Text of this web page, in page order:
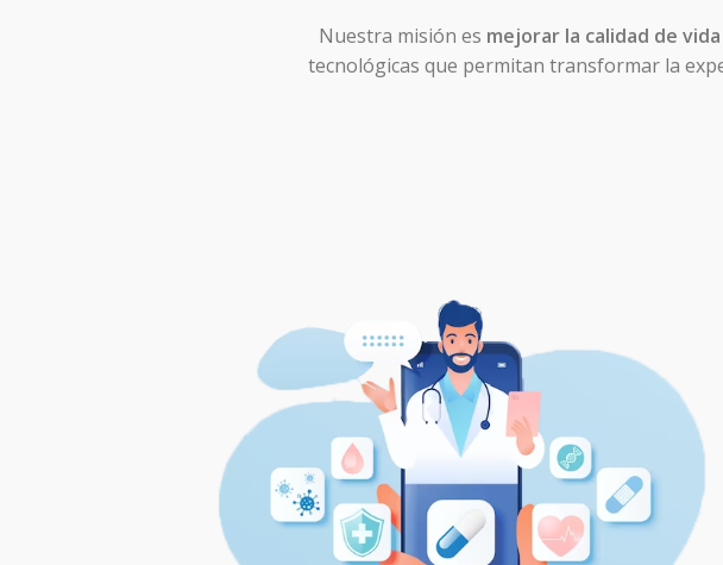
Nuestra misión es mejorar la calidad de
tecnológicas que permitan transformar la